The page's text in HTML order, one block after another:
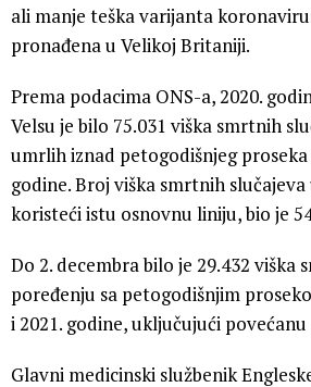
ali manje teška varijanta
pronađena u Velikoj Britaniji.
Prema podacima ONS-a, 2020.
Velsu je bilo 75.031 viška smrtnih
umrlih iznad petogodišnjeg proseka
godine. Broj viška smrtnih slučajeva
koristeći istu osnovnu liniju, bio je
Do 2. decembra bilo je 29.432 viška
poređenju sa petogodišnjim
i 2021. godine, uključujući
Glavni medicinski službenik